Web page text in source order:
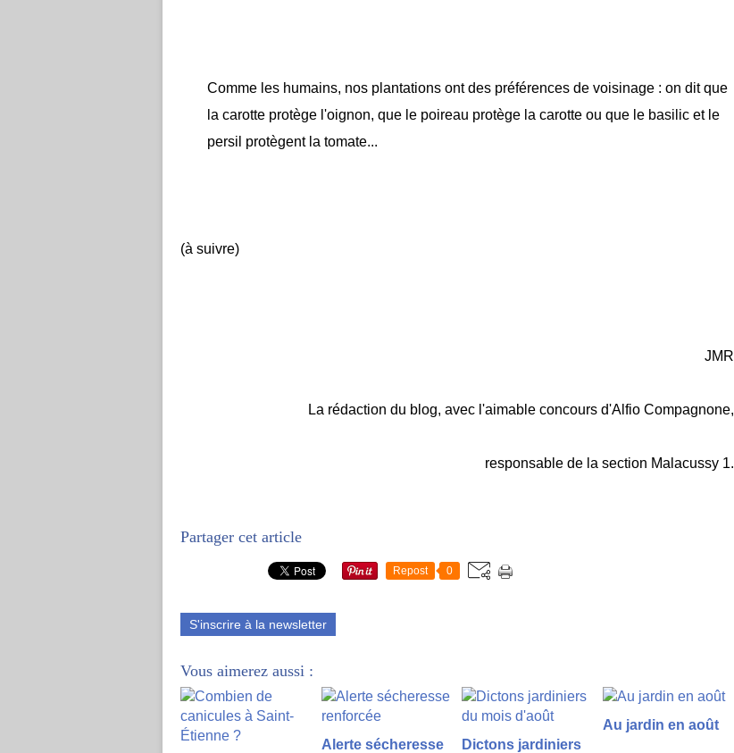
Comme les humains, nos plantations ont des préférences de voisinage : on dit que
la carotte protège l'oignon, que le poireau protège la carotte ou que le basilic et le
persil protègent la tomate...
(à suivre)
JMR
La rédaction du blog, avec l'aimable concours d'Alfio Compagnone,
responsable de la section Malacussy 1.
Partager cet article
Repost 0
S'inscrire à la newsletter
Vous aimerez aussi :
Alerte sécheresse Dictons jardiniers
Au jardin en août